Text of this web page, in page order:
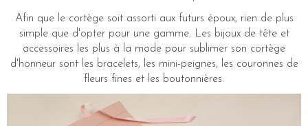
Afin que le cortège soit assorti aux futurs époux, rien de plus
simple que d'opter pour une gamme. Les bijoux de tête et
accessoires les plus à la mode pour sublimer son cortège
d'honneur sont les bracelets, les mini-peignes, les couronnes de
fleurs fines et les boutonnières.